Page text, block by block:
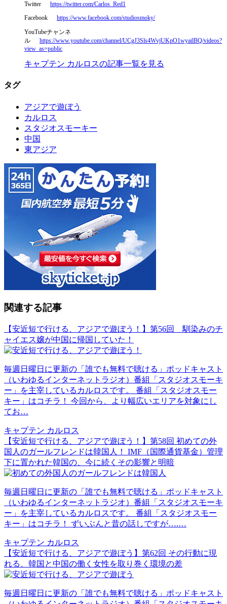
Twitter https://twitter.com/Carlos_Red1
Facebook https://www.facebook.com/studiosmoky/
YouTubeチャンネ
ル https://www.youtube.com/channel/UCgJ3Sls4WvjUKpO1wyailBQ/videos?
view_as=public
キャプテン カルロスの記事一覧を見る
タグ
アジアで遊ぼう
カルロス
スタジオスモーキー
中国
東アジア
関連する記事
【安近短で行ける、アジアで遊ぼう！】第56回 馴染みのチ
ャイエス嬢が中国に帰国していた！
毎週日曜日に更新の「誰でも無料で聴ける」ポッドキャスト
（いわゆるインターネットラジオ）番組「スタジオスモーキ
ー」を主宰しているカルロスです。 番組「スタジオスモー
キー」はコチラ！ 今回から、より幅広いエリアを対象にし
てお…
キャプテン カルロス
【安近短で行ける、アジアで遊ぼう！】第58回 初めての外
国人のガールフレンドは韓国人！ IMF（国際通貨基金）管理
下に置かれた韓国の、今に続くその影響と明暗
毎週日曜日に更新の「誰でも無料で聴ける」ポッドキャスト
（いわゆるインターネットラジオ）番組「スタジオスモーキ
ー」を主宰しているカルロスです。 番組「スタジオスモー
キー」はコチラ！ ずいぶんと昔の話しですが….…
キャプテン カルロス
【安近短で行ける、アジアで遊ぼう】第62回 その行動に現
れる、韓国と中国の働く女性を取り巻く環境の差
毎週日曜日に更新の「誰でも無料で聴ける」ポッドキャスト